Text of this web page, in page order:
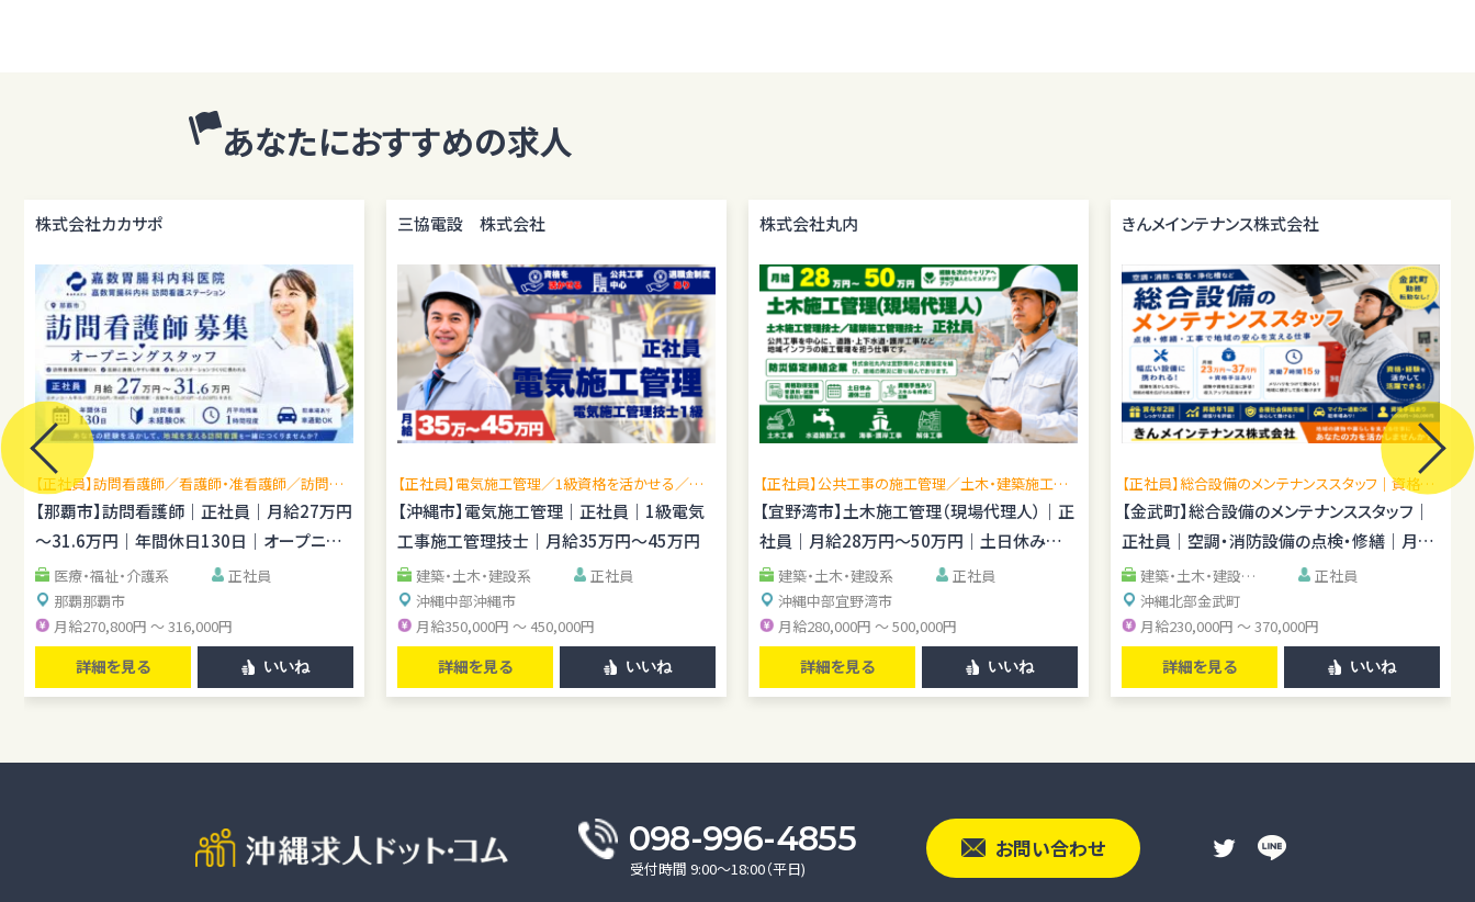
あなたにおすすめの求人
株式会社カカサポ
【正社員】訪問看護師／看護師・准看護師／訪問看
護未経験OK／月平均残業1時間程度／駐車場あり
【那覇市】訪問看護師｜正社員｜月給27万円
～31.6万円｜年間休日130日｜オープニン
グスタッフ
医療・福祉・介護系
正社員
那覇那覇市
月給270,800円 ～ 316,000円
詳細を見る いいね
三協電設 株式会社
【正社員】電気施工管理／1級資格を活かせる／現
場管理経験を広げられる／公共工事中心／転勤な
し
【沖縄市】電気施工管理｜正社員｜1級電気
工事施工管理技士｜月給35万円～45万円
建築・土木・建設系
正社員
沖縄中部沖縄市
月給350,000円 ～ 450,000円
詳細を見る いいね
株式会社丸内
【正社員】公共工事の施工管理／土木・建築施工管
理技士歓迎／賞与年2回／無料駐車場あり／施工
管理経験を活かせる
【宜野湾市】土木施工管理（現場代理人）｜正
社員｜月給28万円～50万円｜土日休み｜
資格手当あり
建築・土木・建設系
正社員
沖縄中部宜野湾市
月給280,000円 ～ 500,000円
詳細を見る いいね
きんメインテナンス株式会社
【正社員】総合設備のメンテナンススタッフ｜資格手
当あり｜転勤なし
【金武町】総合設備のメンテナンススタッフ｜
正社員｜空調・消防設備の点検・修繕｜月給
23万円～37万円
建築・土木・建設系
清掃・警備・施設管理
系 IT・エンジニア系
正社員
沖縄北部金武町
月給230,000円 ～ 370,000円
詳細を見る いいね
098-996-4855
受付時間 9:00〜18:00（平日)
お問い合わせ